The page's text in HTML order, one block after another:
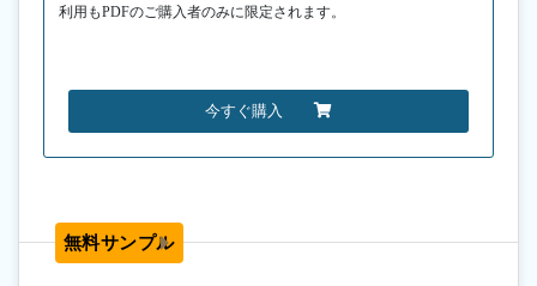
利用もPDFのご購入者のみに限定されます。
今すぐ購入
無料サンプル